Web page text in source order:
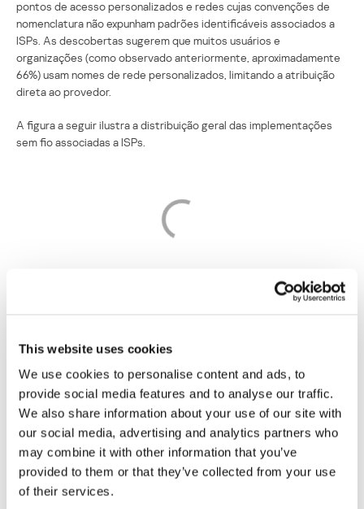
This website uses cookies
We use cookies to personalise content and ads, to
provide social media features and to analyse our traffic.
We also share information about your use of our site with
our social media, advertising and analytics partners who
may combine it with other information that you’ve
provided to them or that they’ve collected from your use
of their services.
pontos de acesso personalizados e redes cujas convenções de
nomenclatura não expunham padrões identificáveis associados a
ISPs. As descobertas sugerem que muitos usuários e
organizações (como observado anteriormente, aproximadamente
66%) usam nomes de rede personalizados, limitando a atribuição
direta ao provedor.
A figura a seguir ilustra a distribuição geral das implementações
sem fio associadas a ISPs.
download)
observados com maior frequência em cada cidade.
ISPs observados com maior frequência nas três cidades